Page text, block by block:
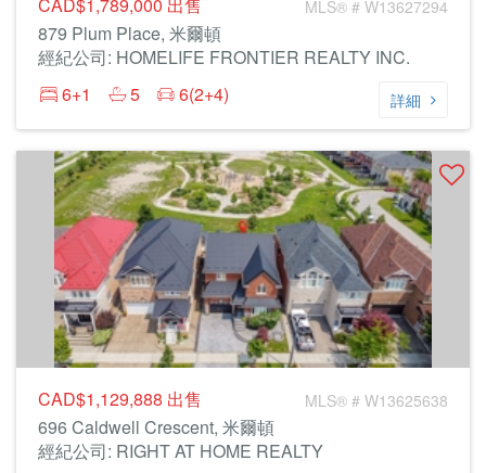
MLS® # W13627294
879 Plum Place, 米爾頓
經紀公司: HOMELIFE FRONTIER REALTY INC.
6+1
5 6(2+4) 詳細
CAD$1,129,888 出售 MLS® # W13625638
696 Caldwell Crescent, 米爾頓
經紀公司: RIGHT AT HOME REALTY